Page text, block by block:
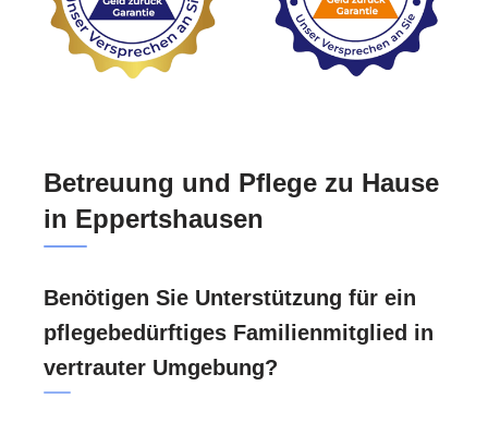
Betreuung und Pflege zu Hause
in Eppertshausen
Benötigen Sie Unterstützung für ein
pflegebedürftiges Familienmitglied in
vertrauter Umgebung?